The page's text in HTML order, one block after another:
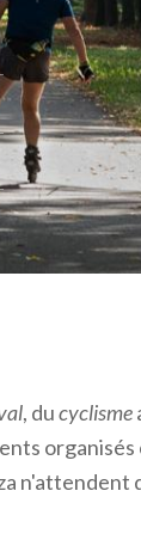
, ducyclisme
n'attendent